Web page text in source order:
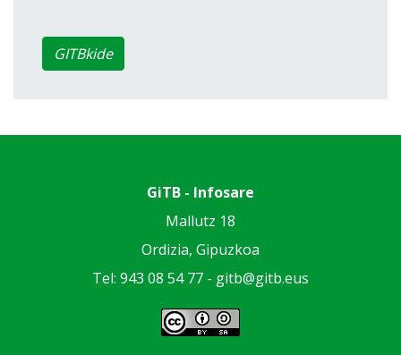
GITBkide
GiTB - Infosare
Mallutz 18
Ordizia, Gipuzkoa
Tel: 943 08 54 77 - gitb@gitb.eus